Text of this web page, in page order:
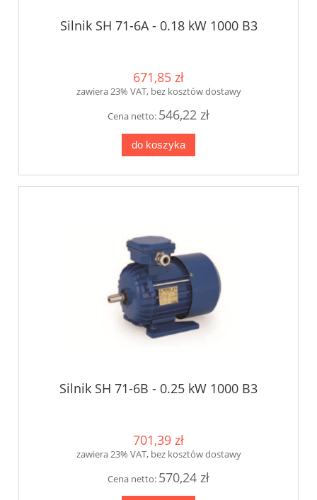
Silnik SH 71-6A - 0.18 kW 1000 B3
671,85 zł
zawiera 23% VAT, bez kosztów dostawy
Cena netto: 546,22 zł
do koszyka
Silnik SH 71-6B - 0.25 kW 1000 B3
701,39 zł
zawiera 23% VAT, bez kosztów dostawy
Cena netto: 570,24 zł